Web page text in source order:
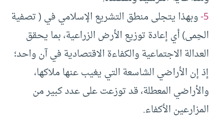
5- وبهذا يتجلى منطق التشريع الإسلامي في ( تصفية
الحِمى) أي إعادة توزيع الأرض الزراعية، بما يحقق
العدالة الاجتماعية والكفاءة الاقتصادية في آن واحد؛
إذ إن الأراضي الشاسعة التي يغيب عنها ملاكها،
والأراضي المعطلة، قد توزعت على عدد كبير من
المزارعين الأكفاء.